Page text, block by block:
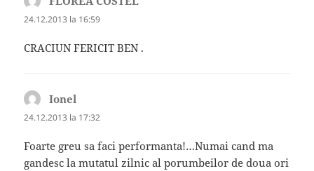
24.12.2013 la 16:59
CRACIUN FERICIT BEN .
Ionel
24.12.2013 la 17:32
Foarte greu sa faci performanta!…Numai cand ma
gandesc la mutatul zilnic al porumbeilor de doua ori